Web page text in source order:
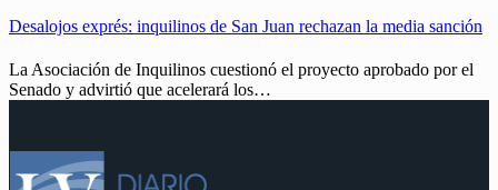
Desalojos exprés: inquilinos de San Juan rechazan la media sanción
La Asociación de Inquilinos cuestionó el proyecto aprobado por el
Senado y advirtió que acelerará los…